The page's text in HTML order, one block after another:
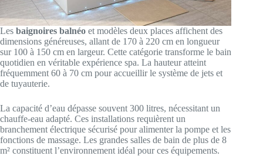
Les baignoires balnéo et modèles deux places affichent des
dimensions généreuses, allant de 170 à 220 cm en longueur
sur 100 à 150 cm en largeur. Cette catégorie transforme le bain
quotidien en véritable expérience spa. La hauteur atteint
fréquemment 60 à 70 cm pour accueillir le système de jets et
de tuyauterie.
La capacité d’eau dépasse souvent 300 litres, nécessitant un
chauffe-eau adapté. Ces installations requièrent un
branchement électrique sécurisé pour alimenter la pompe et les
fonctions de massage. Les grandes salles de bain de plus de 8
m² constituent l’environnement idéal pour ces équipements.